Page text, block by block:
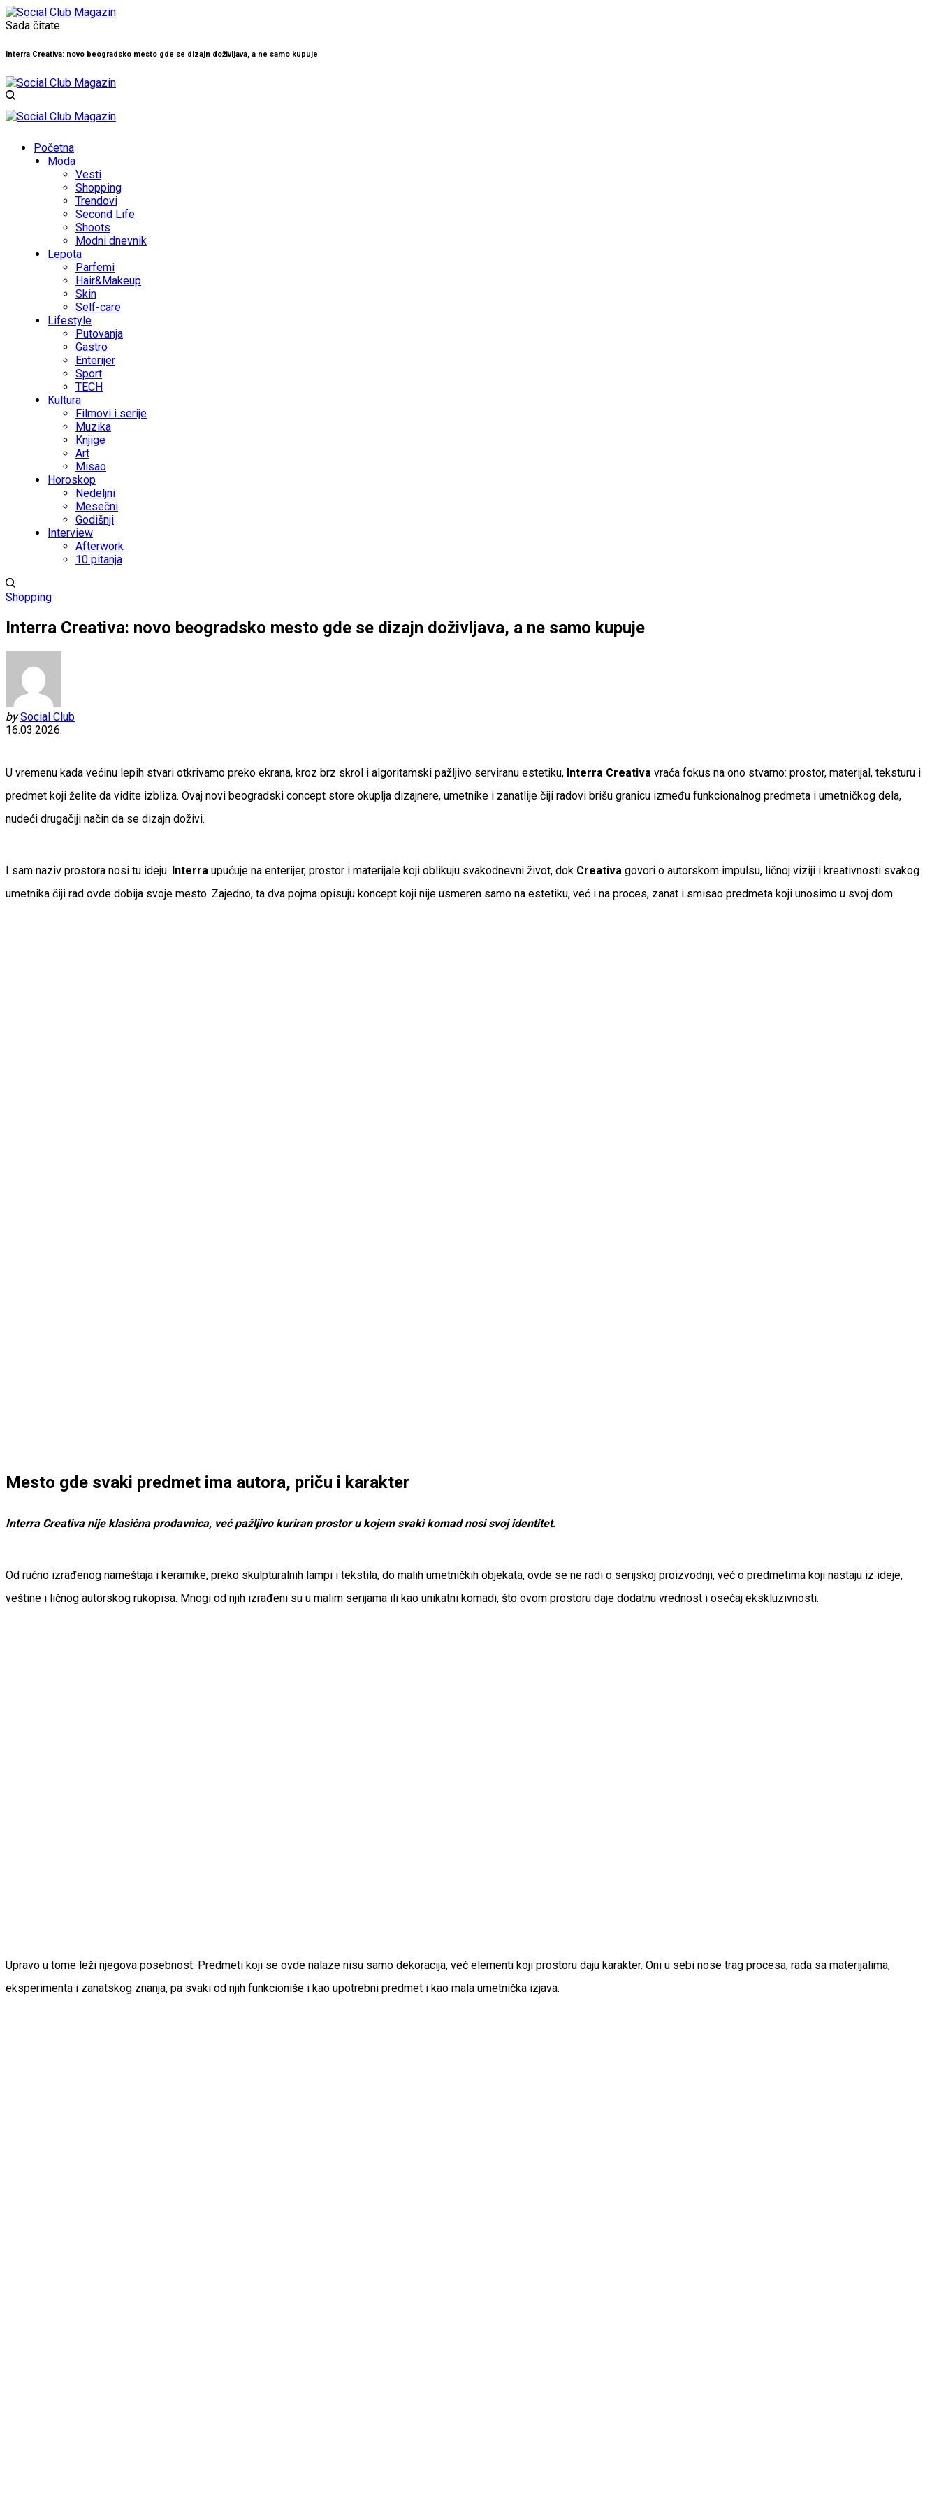
Sada čitate
Interra Creativa: novo beogradsko mesto gde se dizajn doživljava, a ne samo kupuje
Početna
Moda
Vesti
Shopping
Trendovi
Second Life
Shoots
Modni dnevnik
Lepota
Parfemi
Hair&Makeup
Skin
Self-care
Lifestyle
Putovanja
Gastro
Enterijer
Sport
TECH
Kultura
Filmovi i serije
Muzika
Knjige
Art
Misao
Horoskop
Nedeljni
Mesečni
Godišnji
Interview
Afterwork
10 pitanja
Shopping
Interra Creativa: novo beogradsko mesto gde se dizajn doživljava, a ne samo kupuje
by Social Club
16.03.2026.
U vremenu kada većinu lepih stvari otkrivamo preko ekrana, kroz brz skrol i algoritamski pažljivo serviranu estetiku, Interra Creativa vraća fokus na ono stvarno: prostor, materijal, teksturu i
predmet koji želite da vidite izbliza. Ovaj novi beogradski concept store okuplja dizajnere, umetnike i zanatlije čiji radovi brišu granicu između funkcionalnog predmeta i umetničkog dela,
nudeći drugačiji način da se dizajn doživi.
I sam naziv prostora nosi tu ideju. Interra upućuje na enterijer, prostor i materijale koji oblikuju svakodnevni život, dok Creativa govori o autorskom impulsu, ličnoj viziji i kreativnosti svakog
umetnika čiji rad ovde dobija svoje mesto. Zajedno, ta dva pojma opisuju koncept koji nije usmeren samo na estetiku, već i na proces, zanat i smisao predmeta koji unosimo u svoj dom.
Mesto gde svaki predmet ima autora, priču i karakter
Interra Creativa nije klasična prodavnica, već pažljivo kuriran prostor u kojem svaki komad nosi svoj identitet.
Od ručno izrađenog nameštaja i keramike, preko skulpturalnih lampi i tekstila, do malih umetničkih objekata, ovde se ne radi o serijskoj proizvodnji, već o predmetima koji nastaju iz ideje,
veštine i ličnog autorskog rukopisa. Mnogi od njih izrađeni su u malim serijama ili kao unikatni komadi, što ovom prostoru daje dodatnu vrednost i osećaj ekskluzivnosti.
Upravo u tome leži njegova posebnost. Predmeti koji se ovde nalaze nisu samo dekoracija, već elementi koji prostoru daju karakter. Oni u sebi nose trag procesa, rada sa materijalima,
eksperimenta i zanatskog znanja, pa svaki od njih funkcioniše i kao upotrebni predmet i kao mala umetnička izjava.